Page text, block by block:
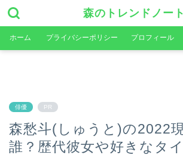
森のトレンドノート
ホーム プライバシーポリシー プロフィール
俳優 PR
森愁斗(しゅうと)の2022
誰？歴代彼女や好きなタ